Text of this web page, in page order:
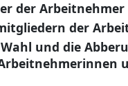
der Arbeitnehmer
der
und die